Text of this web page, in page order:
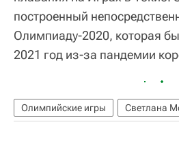
построенный
Олимпиаду-2020, которая
2021 год из-за пандемии
Олимпийские игры Светлана